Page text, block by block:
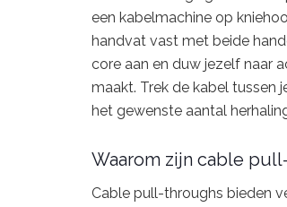
een kabelmachine op
handvat vast met beide
core aan en duw jezelf naar
maakt. Trek de kabel tussen
het gewenste aantal
Waarom zijn cable
Cable pull-throughs bieden